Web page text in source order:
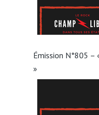
Émission N°805 –
»